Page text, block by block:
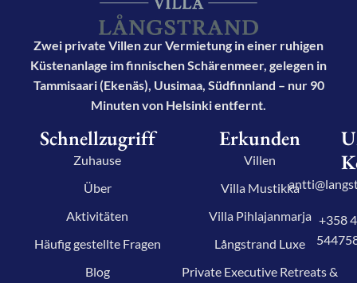
Zwei private Villen zur Vermietung in einer ruhigen
Küstenanlage im finnischen Schärenmeer, gelegen in
Tammisaari (Ekenäs), Uusimaa, Südfinnland – nur 90
Minuten von Helsinki entfernt.
Schnellzugriff
Zuhause
Über
Aktivitäten
Häufig gestellte Fragen
Blog
Erkunden
Villen
Villa Mustikka
Villa Pihlajanmarja
Långstrand Luxe
Private Executive Retreats &
+358